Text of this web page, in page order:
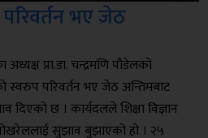
भए जेठ
अध्यक्ष प्रा.डा. चन्द्रमणि पौडेलको
परिवर्तन भए जेठ अन्तिमबाट
दिएको छ । कार्यदलले शिक्षा विज्ञान
पोखरेललाई सुझाव बुझाएको हो । २५